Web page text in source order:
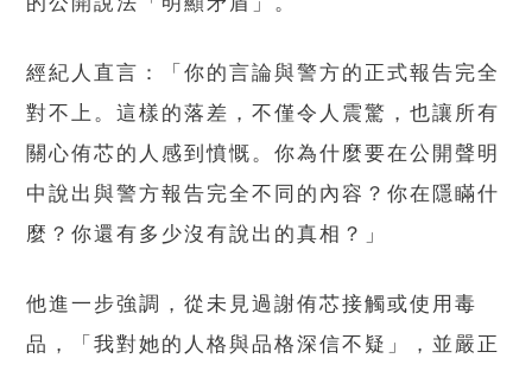
經紀人直言：「你的言論與警方的正式報告完全
對不上。這樣的落差，不僅令人震驚，也讓所有
關心侑芯的人感到憤慨。你為什麼要在公開聲明
中說出與警方報告完全不同的內容？你在隱瞞什
麼？你還有多少沒有說出的真相？」
他進一步強調，從未見過謝侑芯接觸或使用毒
品，「我對她的人格與品格深信不疑」，並嚴正